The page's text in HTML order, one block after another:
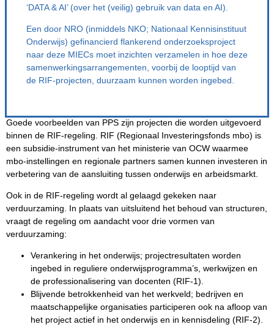
‘DATA & AI’ (over het (veilig) gebruik van data en AI).
Een door NRO (inmiddels NKO; Nationaal Kennisinstituut
Onderwijs) gefinancierd flankerend onderzoeksproject
naar deze MIECs moet inzichten verzamelen in hoe deze
samenwerkingsarrangementen, voorbij de looptijd van
de RIF-projecten, duurzaam kunnen worden ingebed.
Goede voorbeelden van PPS zijn projecten die worden uitgevoerd
binnen de RIF-regeling. RIF (Regionaal Investeringsfonds mbo) is
een subsidie-instrument van het ministerie van OCW waarmee
mbo-instellingen en regionale partners samen kunnen investeren in
verbetering van de aansluiting tussen onderwijs en arbeidsmarkt.
Ook in de RIF-regeling wordt al gelaagd gekeken naar
verduurzaming. In plaats van uitsluitend het behoud van structuren,
vraagt de regeling om aandacht voor drie vormen van
verduurzaming:
Verankering in het onderwijs; projectresultaten worden
ingebed in reguliere onderwijsprogramma’s, werkwijzen en
de professionalisering van docenten (RIF-1).
Blijvende betrokkenheid van het werkveld; bedrijven en
maatschappelijke organisaties participeren ook na afloop van
het project actief in het onderwijs en in kennisdeling (RIF-2).